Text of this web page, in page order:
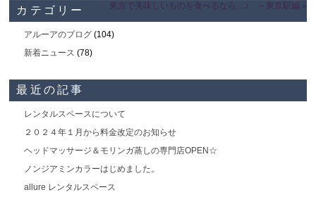
東京で美味しいものを食べるなら…♪ ～東京駅編 »
カテゴリー
アルーアのブログ (104)
新着ニュース (78)
最近の記事
レンタルスペースについて
２０２４年１月から料金改定のお知らせ
ヘッドマッサージ＆モリンガ蒸しの専門店OPEN☆
ノンジアミンカラーはじめました。
allure レンタルスペース